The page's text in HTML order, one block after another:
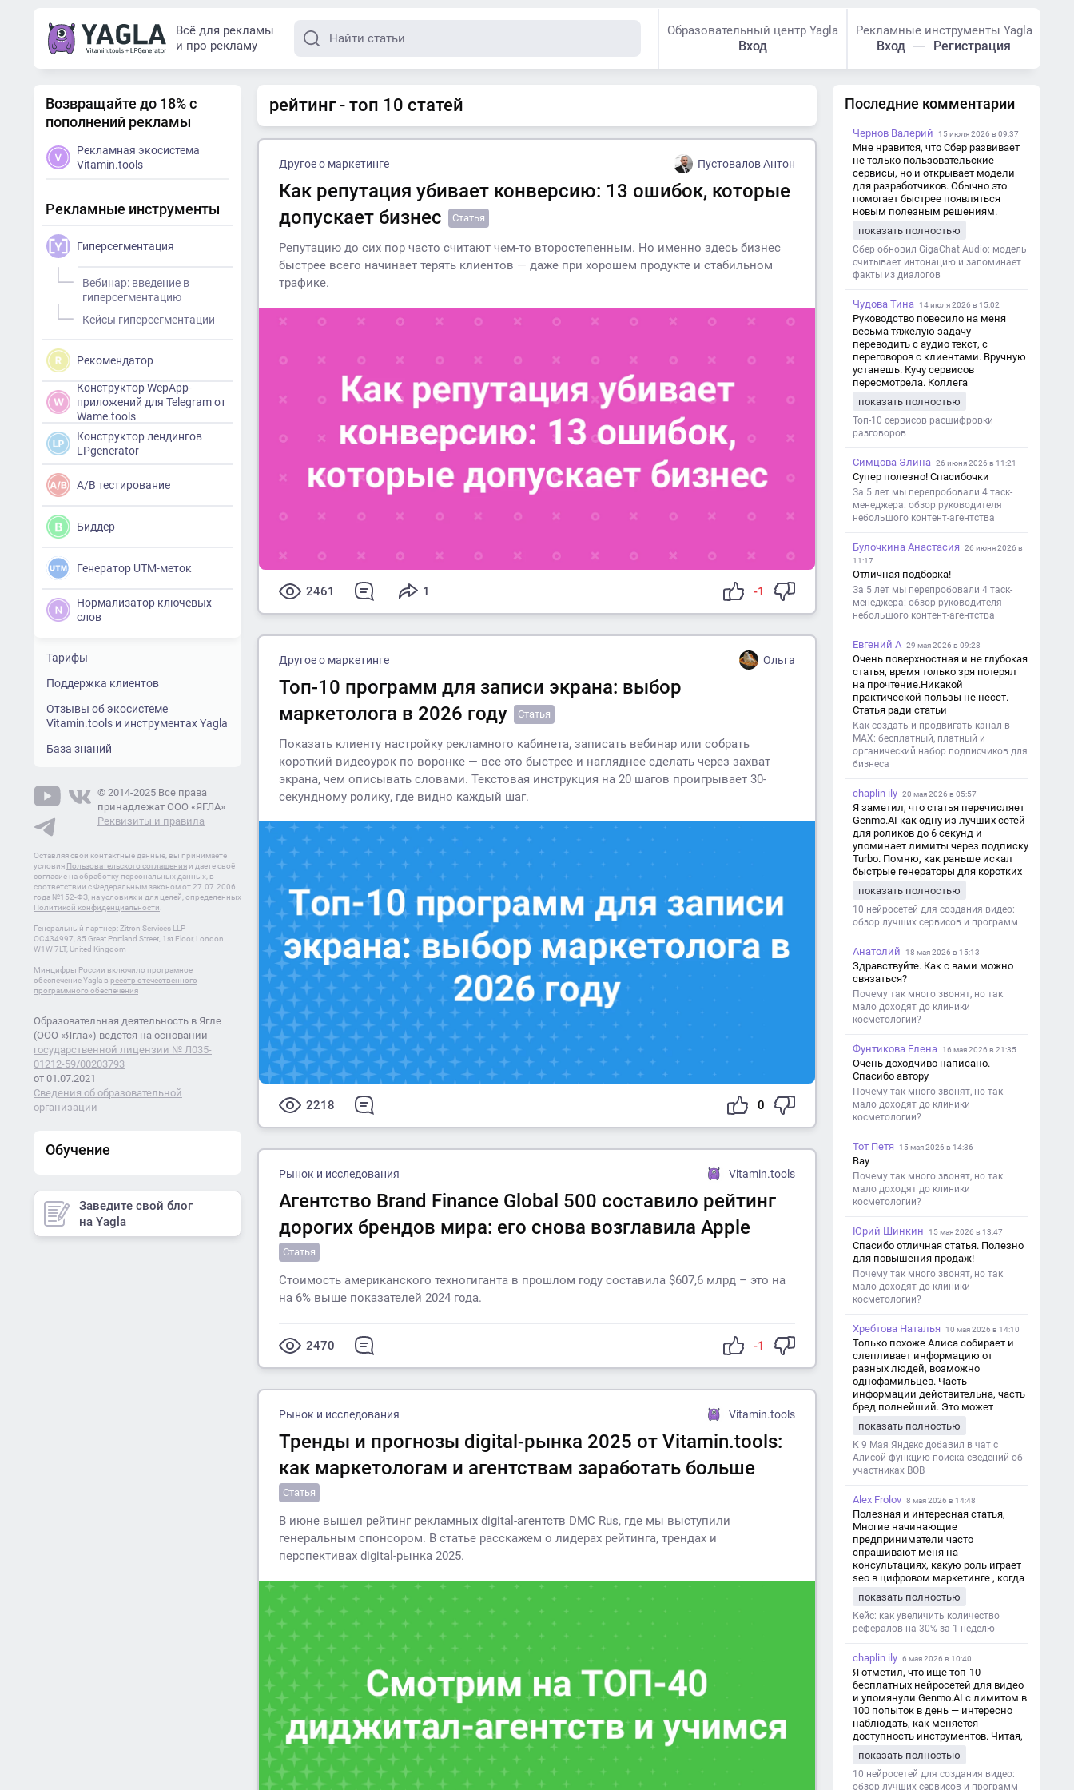
Всё для рекламы
и про рекламу
Образовательный центр Yagla
Вход
Рекламные инструменты Yagla
Вход Регистрация
рейтинг - топ 10 статей
Другое о маркетинге Пустовалов Антон
Как репутация убивает конверсию: 13 ошибок, которые
допускает бизнес
Статья
Репутацию до сих пор часто считают чем-то второстепенным. Но именно здесь бизнес
быстрее всего начинает терять клиентов — даже при хорошем продукте и стабильном
трафике.
2461 1 -1
Другое о маркетинге Ольга
Топ-10 программ для записи экрана: выбор
маркетолога в 2026 году
Статья
Показать клиенту настройку рекламного кабинета, записать вебинар или собрать
короткий видеоурок по воронке — все это быстрее и нагляднее сделать через захват
экрана, чем описывать словами. Текстовая инструкция на 20 шагов проигрывает 30-
секундному ролику, где видно каждый шаг.
2218 0
Рынок и исследования Vitamin.tools
Агентство Brand Finance Global 500 составило рейтинг
дорогих брендов мира: его снова возглавила Apple
Статья
Стоимость американского техногиганта в прошлом году составила $607,6 млрд – это на
на 6% выше показателей 2024 года.
2470 -1
Рынок и исследования Vitamin.tools
Тренды и прогнозы digital-рынка 2025 от Vitamin.tools:
как маркетологам и агентствам заработать больше
Статья
В июне вышел рейтинг рекламных digital-агентств DMC Rus, где мы выступили
генеральным спонсором. В статье расскажем о лидерах рейтинга, трендах и
перспективах digital-рынка 2025.
Возвращайте до 18% с
пополнений рекламы
Рекламная экосистема
Vitamin.tools
Рекламные инструменты
Гиперсегментация
Вебинар: введение в
гиперсегментацию
Кейсы гиперсегментации
Рекомендатор
Конструктор WepApp-
приложений для Telegram от
Wame.tools
Конструктор лендингов
LPgenerator
A/B тестирование
Биддер
Генератор UTM-меток
Нормализатор ключевых
слов
Тарифы
Поддержка клиентов
Отзывы об экосистеме
Vitamin.tools и инструментах Yagla
База знаний
© 2014-2025 Все права
принадлежат ООО «ЯГЛА»
Реквизиты и правила
Оставляя свои контактные данные, вы принимаете
условия Пользовательского соглашения и даете своё
согласие на обработку персональных данных, в
соответствии с Федеральным законом от 27.07.2006
года №152-ФЗ, на условиях и для целей, определенных
Политикой конфиденциальности
Генеральный партнер: Zitron Services LLP
OC434997, 85 Great Portland Street, 1st Floor, London
W1W 7LT, United Kingdom
Минцифры России включило програмное
обеспечение Yagla в реестр отечественного
программного обеспечения
Образовательная деятельность в Ягле
(ООО «Ягла») ведется на основании
государственной лицензии № Л035-
01212-59/00203793
от 01.07.2021
Сведения об образовательной
организации
Обучение
Заведите свой блог
на Yagla
Последние комментарии
Чернов Валерий 15 июля 2026 в 09:37
Мне нравится, что Сбер развивает
не только пользовательские
сервисы, но и открывает модели
для разработчиков. Обычно это
помогает быстрее появляться
новым полезным решениям.
показать полностью
Сбер обновил GigaChat Audio: модель
считывает интонацию и запоминает
факты из диалогов
Чудова Тина 14 июля 2026 в 15:02
Руководство повесило на меня
весьма тяжелую задачу -
переводить с аудио текст, с
переговоров с клиентами. Вручную
устанешь. Кучу сервисов
пересмотрела. Коллега
хорошо переводит. Мало
редактировать по итогу. Советую.
показать полностью
Топ-10 сервисов расшифровки
разговоров
Симцова Элина 26 июня 2026 в 11:21
Супер полезно! Спасибочки
За 5 лет мы перепробовали 4 таск-
менеджера: обзор руководителя
небольшого контент-агентства
Булочкина Анастасия
26 июня 2026 в
11:17
Отличная подборка!
За 5 лет мы перепробовали 4 таск-
менеджера: обзор руководителя
небольшого контент-агентства
Евгений А 29 мая 2026 в 09:28
Очень поверхностная и не глубокая
статья, время только зря потерял
на прочтение.Никакой
практической пользы не несет.
Статья ради статьи
Как создать и продвигать канал в
MAX: бесплатный, платный и
органический набор подписчиков для
бизнеса
chaplin ily 20 мая 2026 в 05:57
Я заметил, что статья перечисляет
Genmo.AI как одну из лучших сетей
для роликов до 6 секунд и
упоминает лимиты через подписку
Turbo. Помню, как раньше искал
быстрые генераторы для коротких
такой обзор именно с акцентом на
ограничения и подпись. Image V2
показать полностью
10 нейросетей для создания видео:
обзор лучших сервисов и программ
Анатолий 18 мая 2026 в 15:13
Здравствуйте. Как с вами можно
связаться?
Почему так много звонят, но так
мало доходят до клиники
косметологии?
Фунтикова Елена 16 мая 2026 в 21:35
Очень доходчиво написано.
Спасибо автору
Почему так много звонят, но так
мало доходят до клиники
косметологии?
Тот Петя 15 мая 2026 в 14:36
Вау
Почему так много звонят, но так
мало доходят до клиники
косметологии?
Юрий Шинкин 15 мая 2026 в 13:47
Спасибо отличная статья. Полезно
для повышения продаж!
Почему так много звонят, но так
мало доходят до клиники
косметологии?
Хребтова Наталья 10 мая 2026 в 14:10
Только похоже Алиса собирает и
слепливает информацию от
разных людей, возможно
однофамильцев. Часть
информации действительна, часть
бред полнейший. Это может
дезинформации
показать полностью
К 9 Мая Яндекс добавил в чат с
Алисой функцию поиска сведений об
участниках ВОВ
Alex Frolov 8 мая 2026 в 14:48
Полезная и интересная статья,
Многие начинающие
предприниматели часто
спрашивают меня на
консультациях, какую роль играет
seo в цифровом маркетинге , когда
обсуждаем их проект:
https://aseotop.com/kakuyu-rol-igraet-
seo-v-czifrovom-marketinge/
показать полностью
Кейс: как увеличить количество
рефералов на 30% за 1 неделю
chaplin ily 6 мая 2026 в 10:40
Я отметил, что ище топ-10
бесплатных нейросетей для видео
и упомянули Genmo.AI с лимитом в
100 попыток в день — интересно
наблюдать, как меняется
доступность инструментов. Читая,
с короткими клипами в телеграм-
каналах YAGLA и Kokoc Group. Flux 2
показать полностью
10 нейросетей для создания видео:
обзор лучших сервисов и программ